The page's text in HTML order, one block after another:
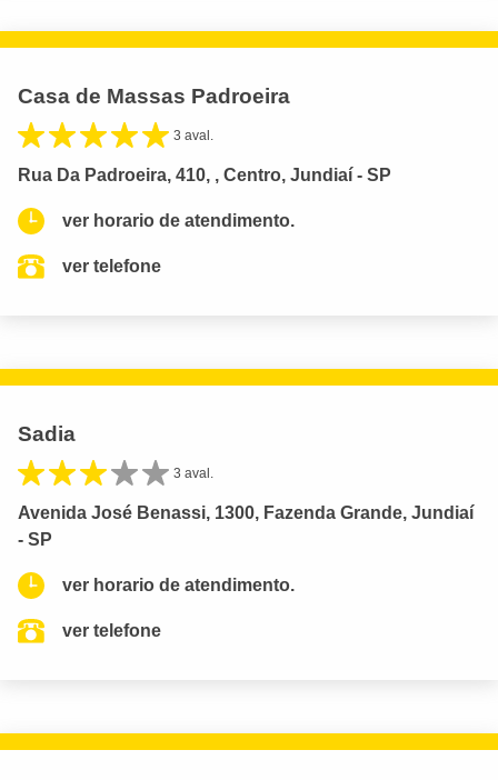
Casa de Massas Padroeira
3 aval.
Rua Da Padroeira, 410, , Centro, Jundiaí - SP
ver horario de atendimento.
ver telefone
Sadia
3 aval.
Avenida José Benassi, 1300, Fazenda Grande, Jundiaí
- SP
ver horario de atendimento.
ver telefone